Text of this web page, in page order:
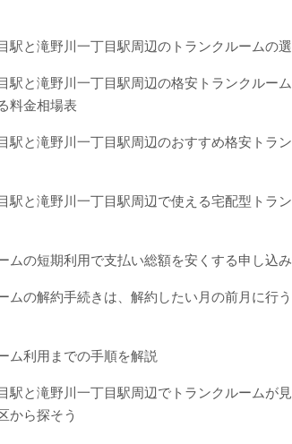
駅と滝野川一丁目駅周辺のトランクルームの選
駅と滝野川一丁目駅周辺の格安トランクルー
料金相場表
駅と滝野川一丁目駅周辺のおすすめ格安トラ
駅と滝野川一丁目駅周辺で使える宅配型トラ
ムの短期利用で支払い総額を安くする申し込
ムの解約手続きは、解約したい月の前月に行
ム利用までの手順を解説
駅と滝野川一丁目駅周辺でトランクルームが
から探そう